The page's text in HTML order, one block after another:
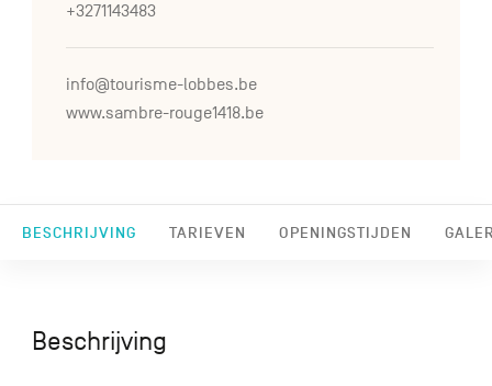
BESCHRIJVING TARIEVEN OPENINGSTIJDEN
+3271143483
info@tourisme-lobbes.be
www.sambre-rouge1418.be
Beschrijving